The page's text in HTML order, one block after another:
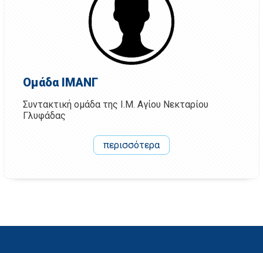
Ομάδα ΙΜΑΝΓ
Συντακτική ομάδα της Ι.Μ. Αγίου Νεκταρίου
Γλυφάδας
περισσότερα